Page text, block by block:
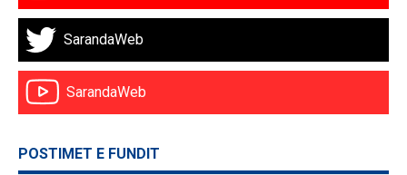
SarandaWeb
SarandaWeb
POSTIMET E FUNDIT